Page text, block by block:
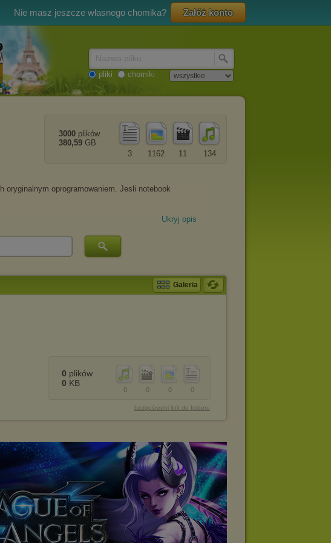
Nie masz jeszcze własnego chomika? Załóż konto
pliki chomiki
134
11
1162
3
3000 plików
380,59 GB
Ukryj opis
Galeria
0
0
0
0
0 plików
0 KB
bezpośredni link do folderu